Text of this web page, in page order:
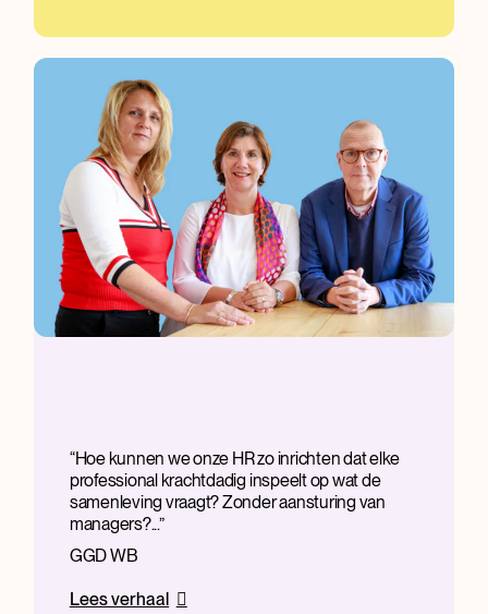
GGD WB
Hoe kunnen we onze HR zo inrichten dat elke
professional krachtdadig inspeelt op wat de
samenleving vraagt? Zonder aansturing van
managers?...
Lees verhaal